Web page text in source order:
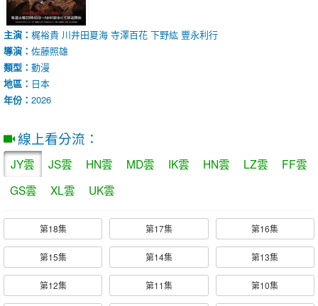
主演： 梶裕貴 川井田夏海 寺澤百花 下野紘 豐永利行
導演： 佐藤照雄
類型： 動漫
地區： 日本
年份： 2026
線上看分流：
JY雲 JS雲 HN雲 MD雲 IK雲 HN雲 LZ雲
FF雲
GS雲
XL雲 UK雲
第18集 第17集 第16集
第15集 第14集 第13集
第12集 第11集 第10集